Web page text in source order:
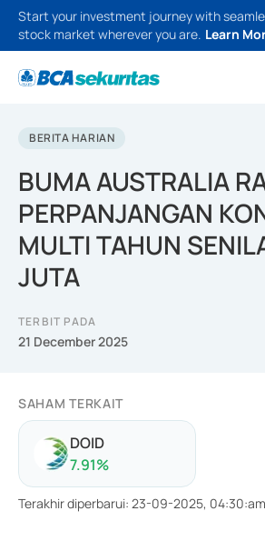
Start your investment journey with
stock market wherever you are. Learn
BERITA HARIAN
BUMA AUSTRALIA
PERPANJANGAN
MULTI TAHUN
JUTA
TERBIT PADA
21 December 2025
SAHAM TERKAIT
DOID
7.91%
Terakhir diperbarui: 23-09-2025, 04:30:am